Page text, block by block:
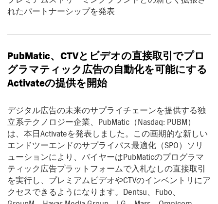
れたパートナーシップを発表
PubMatic、 CTVとビデオの直接取引でプロ
グラマティック広告の自動化を可能にする
Activateの提供を開始
デジタル広告の未来のサプライチェーンを提供する独
立系テクノロジー企業、PubMatic（Nasdaq: PUBM）
は、本日Activateを発表しました。この画期的な新しい
エンドツーエンドのサプライパス最適化（SPO）ソリ
ューションにより、バイヤーはPubMaticのプログラマ
ティック広告プラットフォームで入札なしの直接取引
を実行し、プレミアムビデオやCTVのインベントリにア
クセスできるようになります。Dentsu、Fubo、